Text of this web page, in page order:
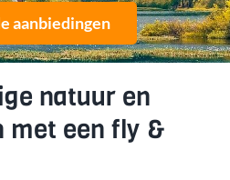
aanbiedingen
natuur en
met een fly &